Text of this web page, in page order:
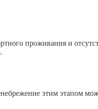
проживания и
этим этапом